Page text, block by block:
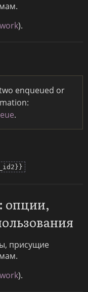
).
enqueued or
.
опции,
присущие
).